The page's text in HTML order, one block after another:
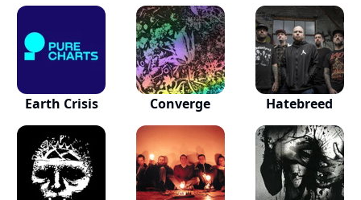
Earth Crisis Converge Hatebreed